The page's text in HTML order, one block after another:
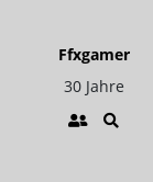
Ffxgamer
30 Jahre